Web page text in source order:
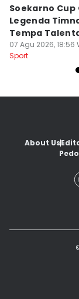
Soekarno Cup
Legenda
Tempa
Sepak Bola
07 Agu 2026, 18:56
Sport
About Us